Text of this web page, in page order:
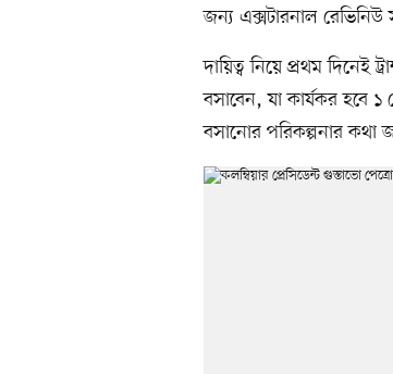
জন্য এক্সটারনাল রেভিনিউ
দায়িত্ব নিয়ে প্রথম দিনেই
বসাবেন, যা কার্যকর হবে
বসানোর পরিকল্পনার কথা